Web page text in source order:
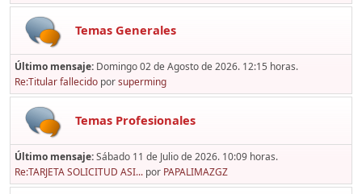
Temas Generales
Último mensaje: Domingo 02 de Agosto de 2026. 12:15 horas.
Re:Titular fallecido porsuperming
Temas Profesionales
Último mensaje:Sábado 11 de Julio de 2026. 10:09 horas.
Re:TARJETA SOLICITUD ASI... por PAPALIMAZGZ